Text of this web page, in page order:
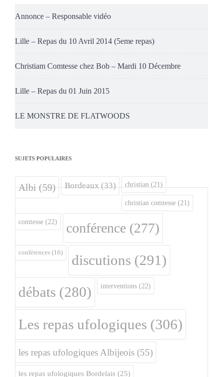
Annonce – Responsable vidéo
Lille – Repas du 10 Avril 2014 (5eme repas)
Christiam Comtesse chez Bob – Mardi 10 Décembre
Lille – Repas du 01 Juin 2015
LE MONSTRE DE FLATWOODS
SUJETS POPULAIRES
Albi(59) Bordeaux(33) christian (21)
christian comtesse (21)
comtesse (22) conférence (277)
conférences (16) discutions (291)
débats (280) interventions (22)
Les repas ufologiques (306)
les repas ufologiques Albijeois (55)
les repas ufologiques Bordelais (25)